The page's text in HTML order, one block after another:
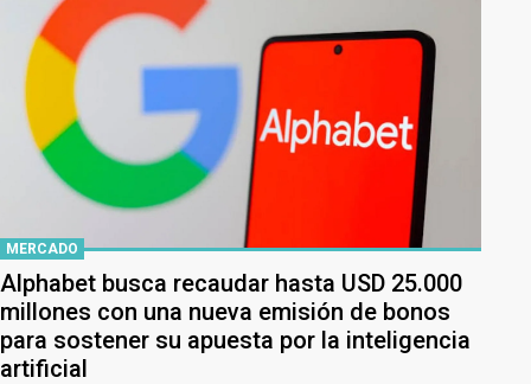
MERCADO
Alphabet busca recaudar hasta USD 25.000
millones con una nueva emisión de bonos
para sostener su apuesta por la inteligencia
artificial